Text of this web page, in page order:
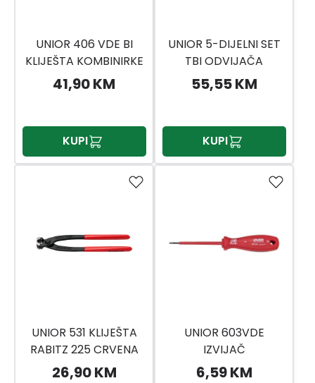
UNIOR 406 VDE BI
KLIJEŠTA KOMBINIRKE
BI.200
41,90 KM
KUPI
UNIOR 5-DIJELNI SET
TBI ODVIJAČA
55,55 KM
KUPI
UNIOR 531 KLIJEŠTA
RABITZ 225 CRVENA
PLASTIKA
26,90 KM
UNIOR 603VDE
IZVIJAČ
PLJ.0.5X3,0X100
6,59 KM